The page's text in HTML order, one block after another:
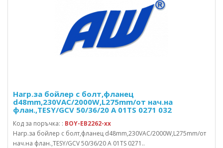
Нагр.за бойлер с болт,фланец
d48mm,230VAC/2000W,L275mm/от нач.на
флан.,TESY/GCV 50/36/20 A 01TS 0271 032
Код за поръчка: : BOY-EB2262-xx
Нагр.за бойлер с болт,фланец d48mm,230VAC/2000W,L275mm/от
нач.на флан.,TESY/GCV 50/36/20 A 01TS 0271..